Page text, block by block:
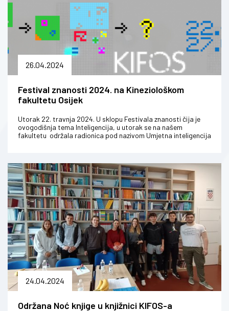
26.04.2024
Festival znanosti 2024. na Kineziološkom
fakultetu Osijek
Utorak 22. travnja 2024. U sklopu Festivala znanosti čija je
ovogodišnja tema Inteligencija, u utorak se na našem
fakultetu održala radionica pod nazivom Umjetna inteligencija
24.04.2024
Održana Noć knjige u knjižnici KIFOS-a